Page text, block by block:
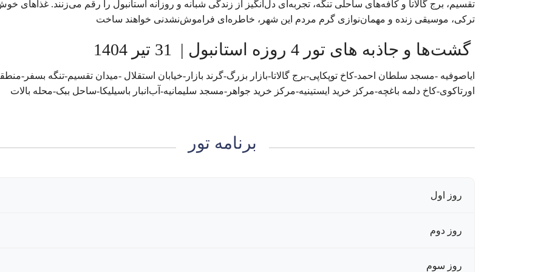
تقسیم، برج گالاتا و کافه‌های ساحلی تنگه، تجربه‌ای دل‌انگیز از زندگی شبانه و روزانه استانبول را رقم می‌زنند. غذاهای
ترکی، موسیقی زنده و مهمان‌نوازی گرم مردم این شهر، خاطره‌ای فراموش‌نشدنی خواهند ساخت
گشت‌ها و جاذبه های تور 4 روزه استانبول | 31 تیر 1404
ایاصوفیه -مسجد سلطان احمد-کاخ توپکاپی-برج گالاتا-بازار بزرگ-گرند بازار-خیابان استقلال -میدان تقسیم-تنگه بسفر-
اورتاکوی-کاخ دلمه باغچه-مرکز خرید ایستینیه-مرکز خرید جواهر-مسجد سلیمانیه-آب‌انبار باسیلیکا-ساحل ببک-محله بالات
برنامه تور
روز اول
روز دوم
روز سوم